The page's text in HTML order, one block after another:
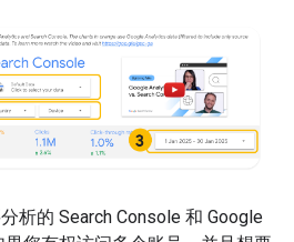
析的 Search Console 和 Google